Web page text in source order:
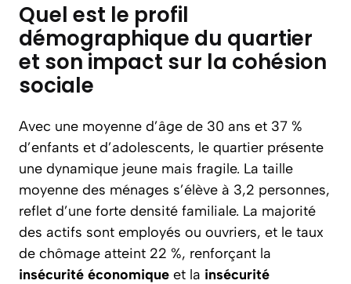
Quel est le profil
démographique du quartier
et son impact sur la cohésion
sociale
Avec une moyenne d’âge de 30 ans et 37 %
d’enfants et d’adolescents, le quartier présente
une dynamique jeune mais fragile. La taille
moyenne des ménages s’élève à 3,2 personnes,
reflet d’une forte densité familiale. La majorité
des actifs sont employés ou ouvriers, et le taux
de chômage atteint 22 %, renforçant la
insécurité économique et la insécurité